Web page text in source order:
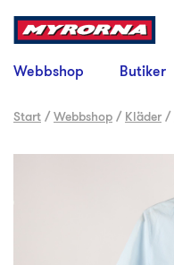
Webbshop Butiker
Start /Webbshop / Kläder /